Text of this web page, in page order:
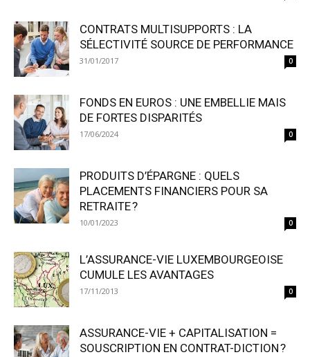
CONTRATS MULTISUPPORTS : LA
SÉLECTIVITÉ SOURCE DE PERFORMANCE
31/01/2017 0
FONDS EN EUROS : UNE EMBELLIE MAIS
DE FORTES DISPARITÉS
17/06/2024 0
PRODUITS D’ÉPARGNE : QUELS
PLACEMENTS FINANCIERS POUR SA
RETRAITE ?
10/01/2023 0
L’ASSURANCE-VIE LUXEMBOURGEOISE
CUMULE LES AVANTAGES
17/11/2013 0
ASSURANCE-VIE + CAPITALISATION =
SOUSCRIPTION EN CONTRAT-DICTION ?